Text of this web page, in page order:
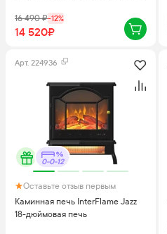
16 490₽-12%
14 520₽
Арт. 224936
0-0-12
Оставьте отзыв первым
Каминная печь InterFlame Jazz
18-дюймовая печь